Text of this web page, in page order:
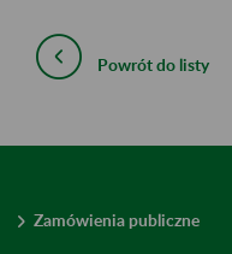
Powrót do listy
Zamówienia publiczne